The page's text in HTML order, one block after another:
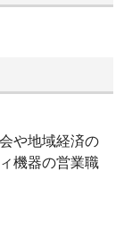
や地域経済の
機器の営業職